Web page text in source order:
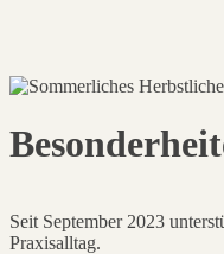
Seit September 2023
Praxisalltag.